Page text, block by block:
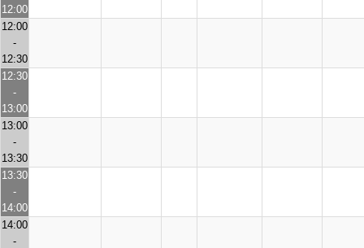
12:00
12:00
-
12:30
12:30
-
13:00
13:00
-
13:30
13:30
-
14:00
14:00
-